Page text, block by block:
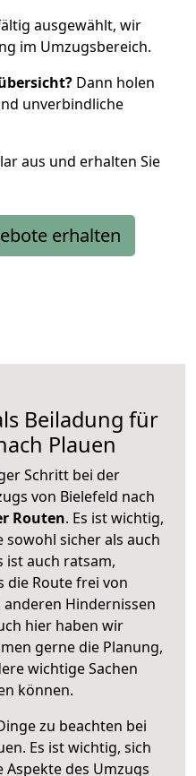
ausgewählt, wir
im Umzugsbereich.
Dann holen
unverbindliche
aus und erhalten Sie
erhalten
Beiladung für
Plauen
Schritt bei der
von Bielefeld nach
Routen. Es ist wichtig,
sowohl sicher als auch
ist auch ratsam,
die Route frei von
Hindernissen
hier haben wir
gerne die Planung,
wichtige Sachen
können.
zu beachten bei
Es ist wichtig, sich
Aspekte des Umzugs